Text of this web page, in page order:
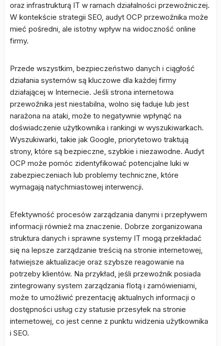
oraz infrastrukturą IT w ramach działalności przewoźniczej.
W kontekście strategii SEO, audyt OCP przewoźnika może
mieć pośredni, ale istotny wpływ na widoczność online
firmy.
Przede wszystkim, bezpieczeństwo danych i ciągłość
działania systemów są kluczowe dla każdej firmy
działającej w Internecie. Jeśli strona internetowa
przewoźnika jest niestabilna, wolno się ładuje lub jest
narażona na ataki, może to negatywnie wpłynąć na
doświadczenie użytkownika i rankingi w wyszukiwarkach.
Wyszukiwarki, takie jak Google, priorytetowo traktują
strony, które są bezpieczne, szybkie i niezawodne. Audyt
OCP może pomóc zidentyfikować potencjalne luki w
zabezpieczeniach lub problemy techniczne, które
wymagają natychmiastowej interwencji.
Efektywność procesów zarządzania danymi i przepływem
informacji również ma znaczenie. Dobrze zorganizowana
struktura danych i sprawne systemy IT mogą przekładać
się na lepsze zarządzanie treścią na stronie internetowej,
łatwiejsze aktualizacje oraz szybsze reagowanie na
potrzeby klientów. Na przykład, jeśli przewoźnik posiada
zintegrowany system zarządzania flotą i zamówieniami,
może to umożliwić prezentację aktualnych informacji o
dostępności usług czy statusie przesyłek na stronie
internetowej, co jest cenne z punktu widzenia użytkownika
i SEO.